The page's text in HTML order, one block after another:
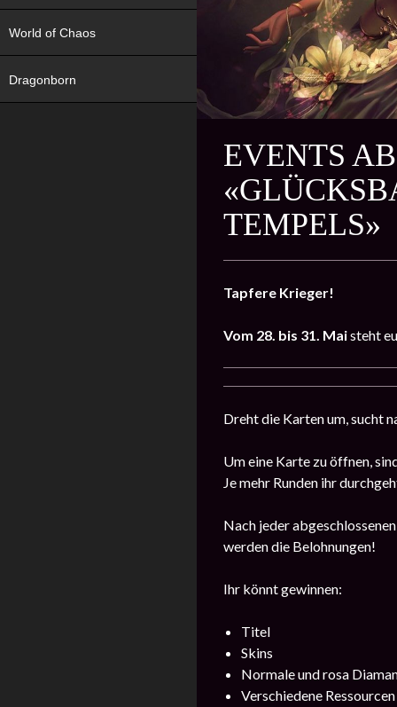
EVENTS
TEMPELS»
Tapfere Krieger!
Vom 28. bis 31. Maisteht
Dreht die Karten um, sucht
Um eine Karte zu öffnen,
Je mehr Runden ihr
Nach jeder
werden die Belohnungen!
Ihr könnt gewinnen:
Titel
Skins
Normale und rosa
Verschiedene Ressourcen
World of Chaos
Dragonborn